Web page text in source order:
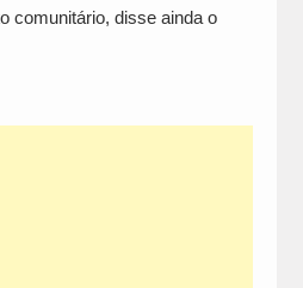
comunitário, disse ainda o